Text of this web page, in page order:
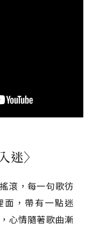
迷〉
滾，每一句歌彷
面，帶有一點迷
心情隨著歌曲漸